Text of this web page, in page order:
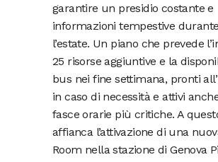
garantire un presidio costante e
informazioni tempestive
l’estate. Un piano che prevede
25 risorse aggiuntive e la
bus nei fine settimana, pronti
in caso di necessità e attivi
fasce orarie più critiche. A
affianca l’attivazione di una
Room nella stazione di Genova